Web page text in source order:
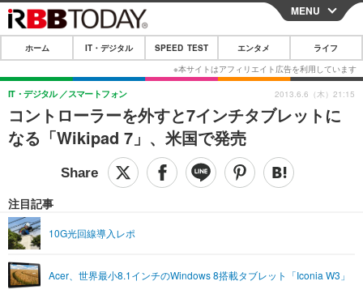
CLOSE
ホーム
IT・デジタル
IT・デジタルTOP スマートフォン
ネタ
ショッピング その他
SPEED TEST
エンタメTOP 映画・ドラマ
グラビア ブログ
ライフTOP
リリース一覧
プッシュ通知の停止方法
MENU
ホーム IT・デジタル SPEED TEST エンタメ ライフ
コントローラーを外すと7インチタブレットに
なる「Wikipad 7」、米国で発売
IT・デジタル スマートフォン
注目記事
10G光回線導入レポ
Acer、世界最小8.1インチのWindows 8搭載タブレット「Iconia W3」
2013.6.6（木）21:15